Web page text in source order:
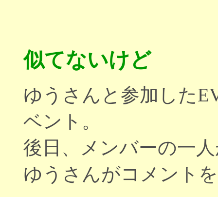
似てないけど
ゆうさんと参加した
ベント。
後日、メンバーの一
ゆうさんがコメント